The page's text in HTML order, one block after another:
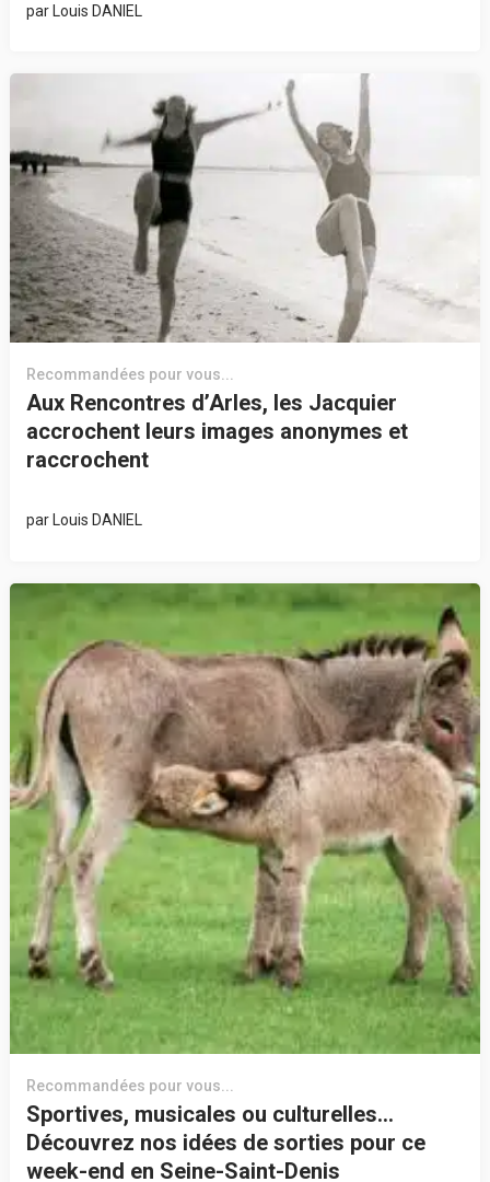
par Louis DANIEL
Recommandées pour vous...
Aux Rencontres d’Arles, les Jacquier
accrochent leurs images anonymes et
raccrochent
par Louis DANIEL
Recommandées pour vous...
Sportives, musicales ou culturelles…
Découvrez nos idées de sorties pour ce
week-end en Seine-Saint-Denis